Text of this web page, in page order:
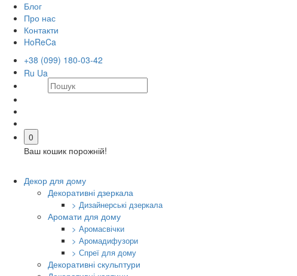
Блог
Про нас
Контакти
HoReCa
+38 (099) 180-03-42
Ru Ua
0
Ваш кошик порожній!
Декор для дому
Декоративні дзеркала
> Дизайнерські дзеркала
Аромати для дому
> Аромасвічки
> Аромадифузори
> Спреї для дому
Декоративні скульптури